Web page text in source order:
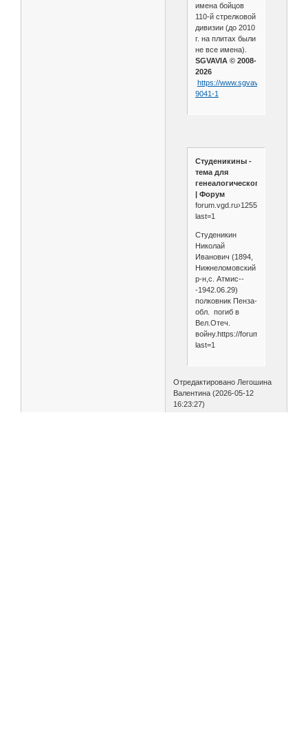
имена бойцов
110-й стрелковой
дивизии (до 2010
г. на плитах были
не все имена).
SGVAVIA © 2008-
2026
https://www.sgvavia.ru/forum/
9041-1
Студеникины -
тема для
генеалогического...
| Форум
forum.vgd.ru›1255/159965/?
last=1
Студеникин
Николай
Иванович (1894,
Нижнеломовский
р-н,с. Атмис--
-1942.06.29)
полковник Пенза-
обл. погиб в
Вел.Отеч.
войну.https://forum.vgd.ru/1255/
last=1
Отредактировано Легошина
Валентина (2026-05-12
16:23:27)